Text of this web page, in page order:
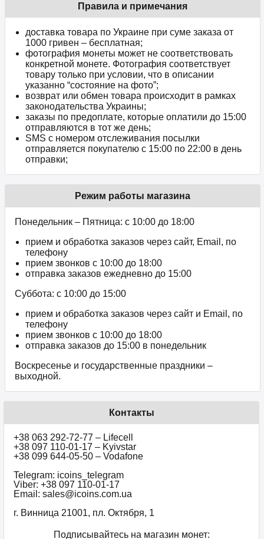
Правила и примечания
доставка товара по Украине при суме заказа от
1000 гривен – бесплатная;
фотография монеты может не соответствовать
конкретной монете. Фотография соответствует
товару только при условии, что в описании
указанно “состояние на фото”;
возврат или обмен товара происходит в рамках
законодательства Украины;
заказы по предоплате, которые оплатили до 15:00
отправляются в тот же день;
SMS с номером отслеживания посылки
отправляется покупателю с 15:00 по 22:00 в день
отправки;
Режим работы магазина
Понедельник – Пятница: с 10:00 до 18:00
прием и обработка заказов через сайт, Email, по
телефону
прием звонков c 10:00 до 18:00
отправка заказов ежедневно до 15:00
Суббота: с 10:00 до 15:00
прием и обработка заказов через сайт и Email, по
телефону
прием звонков c 10:00 до 18:00
отправка заказов до 15:00 в понедельник
Воскресенье и государственные праздники –
выходной.
Контакты
+38 063 292-72-77 – Lifecell
+38 097 110-01-17 – Kyivstar
+38 099 644-05-50 – Vodafone
Telegram: icoins_telegram
Viber: +38 097 110-01-17
Email: sales@icoins.com.ua
г. Винница 21001, пл. Октября, 1
Подписывайтесь на магазин монет: